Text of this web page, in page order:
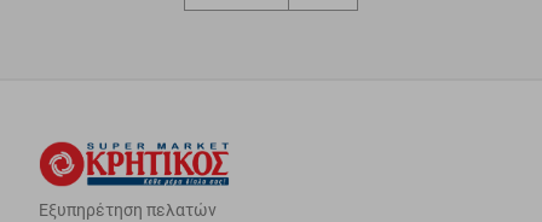
Εξυπηρέτηση πελατών